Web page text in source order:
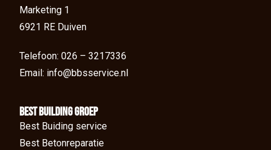
Marketing 1
6921 RE Duiven
Telefoon: 026 – 3217336
Email: info@bbsservice.nl
BEst Building groep
Best Buiding service
Best Betonreparatie